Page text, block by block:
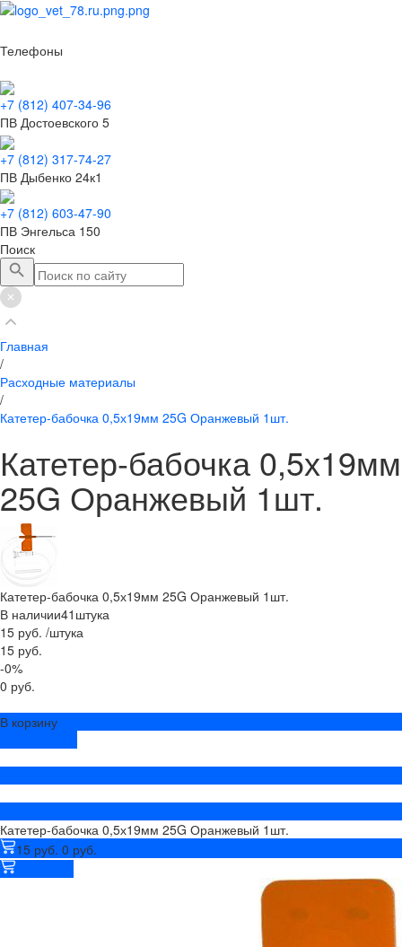
Телефоны
+7 (812) 407-34-96
ПВ Достоевского 5
+7 (812) 317-74-27
ПВ Дыбенко 24к1
+7 (812) 603-47-90
ПВ Энгельса 150
Поиск
Главная
/
Расходные материалы
/
Катетер-бабочка 0,5х19мм 25G Оранжевый 1шт.
Катетер-бабочка 0,5х19мм
25G Оранжевый 1шт.
Катетер-бабочка 0,5х19мм 25G Оранжевый 1шт.
В наличии41 штука
15 руб. /штука
15 руб.
-0%
0 руб.
В корзину
Катетер-бабочка 0,5х19мм 25G Оранжевый 1шт.
15 руб. 0 руб.